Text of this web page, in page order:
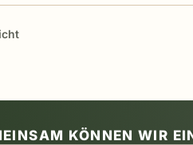
KÖNNEN WIR